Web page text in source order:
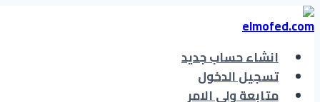
انشاء حساب جديد
تسجيل الدخول
متابعة ولي الامر